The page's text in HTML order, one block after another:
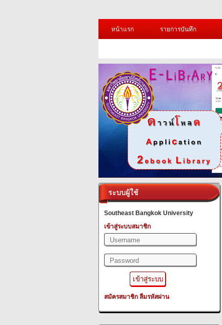
หน้าแรก
รายการบันทึก
ระบบผู้ใช้
Southeast Bangkok University
เข้าสู่ระบบสมาชิก
สมัครสมาชิก ลืมรหัสผ่าน